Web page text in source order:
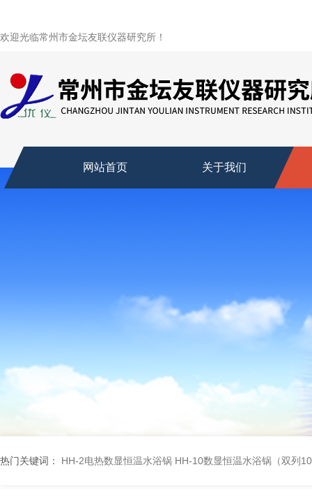
欢迎光临常州市金坛友联仪器研究所！
网站首页 关于我们
热门关键词： HH-2电热数显恒温水浴锅 HH-10数显恒温水浴锅（双列